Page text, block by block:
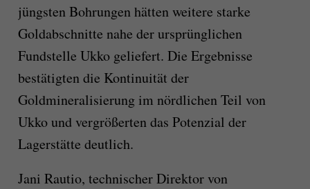
jüngsten Bohrungen hätten weitere starke
Goldabschnitte nahe der ursprünglichen
Fundstelle Ukko geliefert. Die Ergebnisse
bestätigten die Kontinuität der
Goldmineralisierung im nördlichen Teil von
Ukko und vergrößerten das Potenzial der
Lagerstätte deutlich.
Jani Rautio, technischer Direktor von